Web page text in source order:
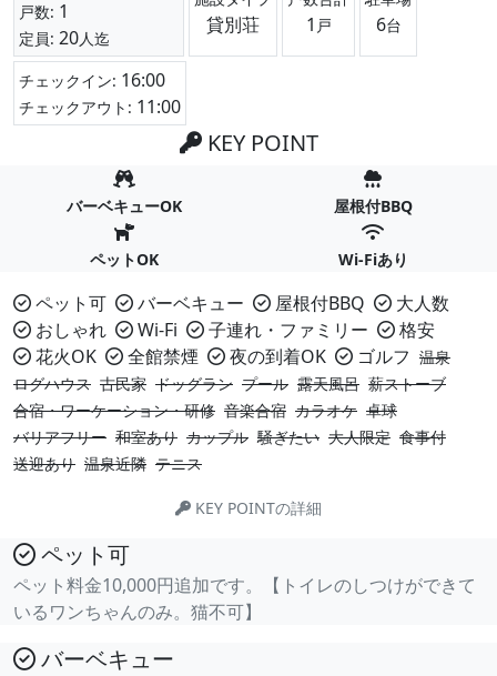
戸数: 1
定員: 20人迄
貸別荘 1 戸 6台
チェックイン: 16:00
チェックアウト: 11:00
KEY POINT
バーベキューOK 屋根付BBQ
ペットOK Wi-Fiあり
ペット可 バーベキュー 屋根付BBQ
大人数
おしゃれ
Wi-Fi 子連れ・ファミリー
格安
花火OK
全館禁煙 夜の到着OK ゴルフ 温泉
ログハウス 古民家 ドッグラン プール 露天風呂 薪ストーブ
合宿・ワーケーション・研修 音楽合宿 カラオケ 卓球
バリアフリー 和室あり カップル 騒ぎたい 大人限定 食事付
送迎あり 温泉近隣 テニス
KEY POINTの詳細
ペット可
ペット料金10,000円追加です。【トイレのしつけができて
いるワンちゃんのみ。猫不可】
バーベキュー